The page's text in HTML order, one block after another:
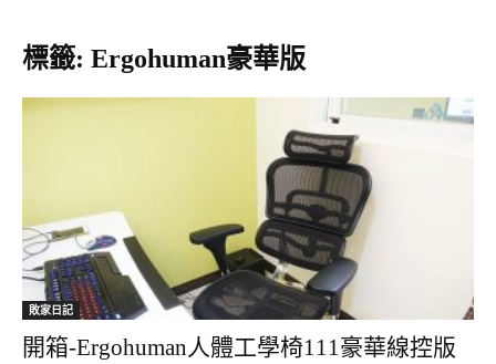
標籤: Ergohuman豪華版
敗家日記
開箱-Ergohuman人體工學椅111豪華線控版